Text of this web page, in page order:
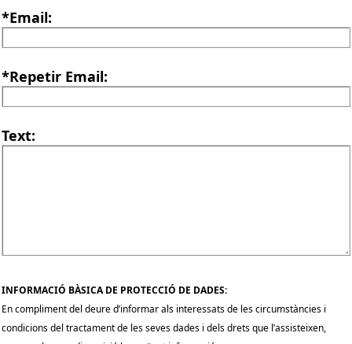
*Email:
*Repetir Email:
Text:
INFORMACIÓ BÀSICA DE PROTECCIÓ DE DADES:
En compliment del deure d’informar als interessats de les circumstàncies i
condicions del tractament de les seves dades i dels drets que l’assisteixen,